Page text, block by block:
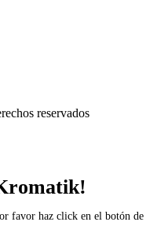
reservados
favor haz click en el botón de